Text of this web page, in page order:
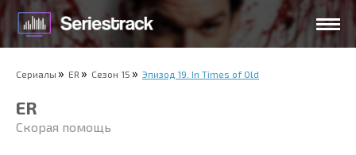
Сериалы ER Сезон 15 Эпизод 19. In Times of Old
ER
Скорая помощь